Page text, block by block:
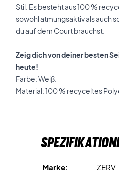
Stil. Es besteht aus 100 %
sowohl atmungsaktiv als auch
du auf dem Court brauchst.
Zeig dich von deiner besten
heute!
Farbe: Weiß.
Material: 100 % recyceltes
Marke:
ZERV